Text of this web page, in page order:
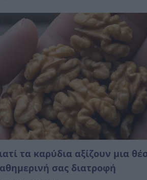
τα καρύδια αξίζουν μια
σας διατροφή